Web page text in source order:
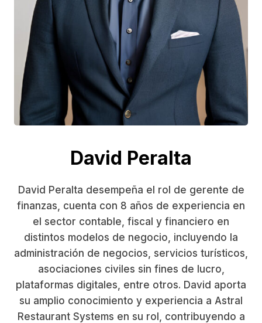
David Peralta
David Peralta desempeña el rol de gerente de
finanzas, cuenta con 8 años de experiencia en
el sector contable, fiscal y financiero en
distintos modelos de negocio, incluyendo la
administración de negocios, servicios turísticos,
asociaciones civiles sin fines de lucro,
plataformas digitales, entre otros. David aporta
su amplio conocimiento y experiencia a Astral
Restaurant Systems en su rol, contribuyendo a